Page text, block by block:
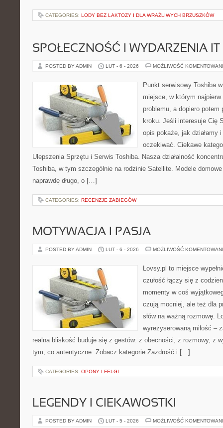
CATEGORIES: LODY BEZ LAKTOZY I DLA WRAŻLIWYCH BRZUSZKÓW
SPOŁECZNOŚĆ I WYDARZENIA IT
POSTED BY ADMIN LUT - 6 - 2026 MOŻLIWOŚĆ
Punkt serwisowy Toshiba
miejsce, w którym
problemu, a dopiero potem
kroku. Jeśli interesuje Cię
opis pokaże, jak działamy
oczekiwać. Ciekawe
Ulepszenia Sprzętu i Serwis Toshiba. Nasza działalność
Toshiba, w tym szczególnie na rodzinie Satellite. Modele
naprawdę długo, o […]
CATEGORIES: RECENZJE ZABIEGÓW
MOTYWACJA I PASJA
POSTED BY ADMIN LUT - 6 - 2026 MOŻLIWOŚĆ
Lovsy.pl to miejsce
czułość łączy się z
momenty w coś
czują mocniej, ale też dla
słów na ważną rozmowę.
wyreżyserowaną miłość –
realna bliskość buduje się z gestów: z obecności, z rozmowy, z
tym, co autentyczne. Zobacz kategorie Zazdrość i […]
CATEGORIES: OPONY I FELGI
LEGENDY I CIEKAWOSTKI
POSTED BY ADMIN LUT - 5 - 2026 MOŻLIWOŚĆ